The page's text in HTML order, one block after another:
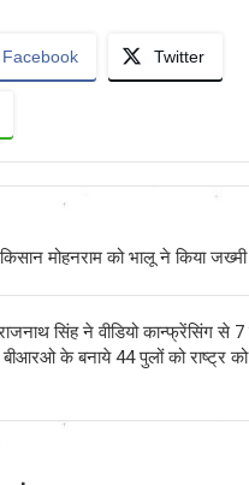
Facebook Twitter
मोहनराम को भालू ने किया जख्मी
सिंह ने वीडियो कान्फ्रेंसिंग से 7
के बनाये 44 पुलों को राष्ट्र को